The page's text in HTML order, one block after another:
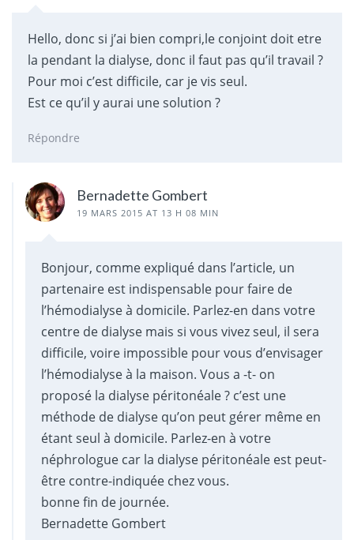
Hello, donc si j’ai bien compri,le conjoint doit etre
la pendant la dialyse, donc il faut pas qu’il travail ?
Pour moi c’est difficile, car je vis seul.
Est ce qu’il y aurai une solution ?
Répondre
Bernadette Gombert
19 MARS 2015 AT 13 H 08 MIN
Bonjour, comme expliqué dans l’article, un
partenaire est indispensable pour faire de
l’hémodialyse à domicile. Parlez-en dans votre
centre de dialyse mais si vous vivez seul, il sera
difficile, voire impossible pour vous d’envisager
l’hémodialyse à la maison. Vous a -t- on
proposé la dialyse péritonéale ? c’est une
méthode de dialyse qu’on peut gérer même en
étant seul à domicile. Parlez-en à votre
néphrologue car la dialyse péritonéale est peut-
être contre-indiquée chez vous.
bonne fin de journée.
Bernadette Gombert